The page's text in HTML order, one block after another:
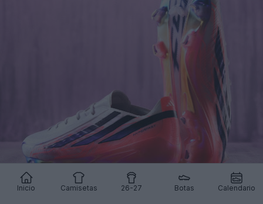
Inicio Camisetas 26-27 Botas Calendario